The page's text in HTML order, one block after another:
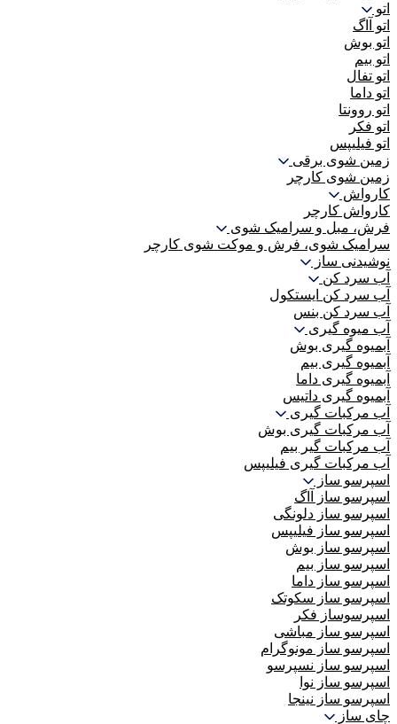
اتو
اتو آاگ
اتو بوش
اتو بیم
اتو تفال
اتو داما
اتو روونتا
اتو فکر
اتو فیلیپس
زمین شوی برقی
زمین شوی کارچر
کارواش
کارواش کارچر
فرش، مبل و سرامیک شوی
سرامیک شوی، فرش و موکت شوی کارچر
نوشیدنی ساز
آب سرد کن
آب سرد کن ایستکول
آب سرد کن بنس
آب میوه گیری
آبمیوه گیری بوش
آبمیوه گیری بیم
آبمیوه گیری داما
آبمیوه گیری داتیس
آب مرکبات گیری
آب مرکبات گیری بوش
آب مرکبات گیر بیم
آب مرکبات گیری فیلیپس
اسپرسو ساز
اسپرسو ساز آاگ
اسپرسو ساز دلونگی
اسپرسو ساز فیلیپس
اسپرسو ساز بوش
اسپرسو ساز بیم
اسپرسو ساز داما
اسپرسو ساز سکوتک
اسپرسوساز فکر
اسپرسو ساز مباشی
اسپرسو ساز مونوگرام
اسپرسو ساز نسپرسو
اسپرسو ساز نوا
اسپرسو ساز نینجا
چای ساز